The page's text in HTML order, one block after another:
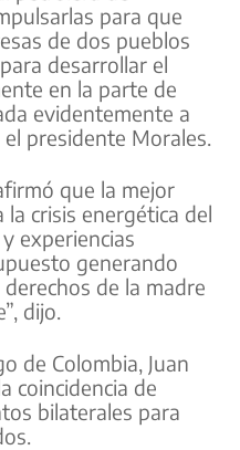
para que
de dos pueblos
desarrollar el
en la parte de
evidentemente a
presidente Morales.
que la mejor
crisis energética del
experiencias
generando
de la madre
dijo.
de Colombia, Juan
coincidencia de
bilaterales para